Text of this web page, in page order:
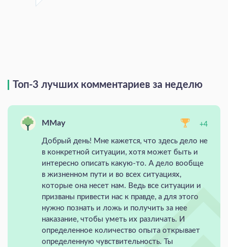
Топ-3 лучших комментариев за неделю
MMay +4
Добрый день! Мне кажется, что здесь дело не
в конкретной ситуации, хотя может быть и
интересно описать какую-то. А дело вообще
в жизненном пути и во всех ситуациях,
которые она несет нам. Ведь все ситуации и
призваны привести нас к правде, а для этого
нужно познать и ложь и получить за нее
наказание, чтобы уметь их различать. И
определенное количество опыта открывает
определенную чувствительность. Ты